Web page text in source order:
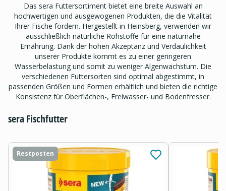
Das sera Futtersortiment bietet eine breite Auswahl an
hochwertigen und ausgewogenen Produkten, die die Vitalität
Ihrer Fische fördern. Hergestellt in Heinsberg, verwenden wir
ausschließlich natürliche Rohstoffe für eine naturnahe
Ernährung. Dank der hohen Akzeptanz und Verdaulichkeit
unserer Produkte kommt es zu einer geringeren
Wasserbelastung und somit zu weniger Algenwachstum. Die
verschiedenen Futtersorten sind optimal abgestimmt, in
passenden Größen und Formen erhältlich und bieten die richtige
Konsistenz für Oberflächen-, Freiwasser- und Bodenfresser.
sera Fischfutter
Restposten